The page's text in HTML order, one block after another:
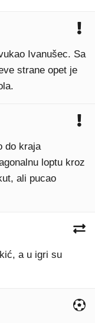
Ivanušec. Sa
strane opet je
do kraja
loptu kroz
ali pucao
a u igri su